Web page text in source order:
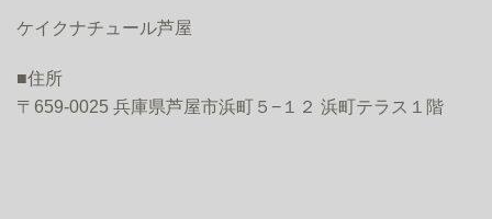
ケイクナチュール芦屋
■住所
〒659-0025 兵庫県芦屋市浜町５−１２ 浜町テラス１階